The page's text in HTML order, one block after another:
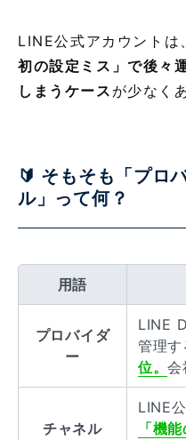
LINE公式アカウントは
初の設定ミス」で後々
しまうケース が少なく
🔰 そもそも「プロ
ル」って何？
用語
プロバイダ
ー
LINE
管理す
位。会
チャネル
LINE
「機